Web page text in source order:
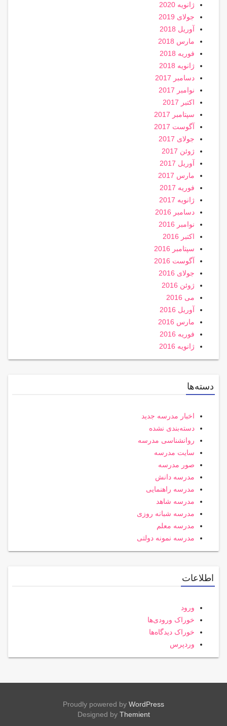
ژانویه 2020
جولای 2019
آوریل 2018
مارس 2018
فوریه 2018
ژانویه 2018
دسامبر 2017
نوامبر 2017
اکتبر 2017
سپتامبر 2017
آگوست 2017
جولای 2017
ژوئن 2017
آوریل 2017
مارس 2017
فوریه 2017
ژانویه 2017
دسامبر 2016
نوامبر 2016
اکتبر 2016
سپتامبر 2016
آگوست 2016
جولای 2016
ژوئن 2016
می 2016
آوریل 2016
مارس 2016
فوریه 2016
ژانویه 2016
دسته‌ها
اخبار مدرسه جدید
دسته‌بندی نشده
روانشناسی مدرسه
سایت مدرسه
صور مدرسه
مدرسه دانش
مدرسه راهنمایی
مدرسه شاهد
مدرسه شبانه روزی
مدرسه معلم
مدرسه نمونه دولتی
اطلاعات
ورود
خوراک ورودی‌ها
خوراک دیدگاه‌ها
وردپرس
Proudly powered by WordPress
Designed by Themient